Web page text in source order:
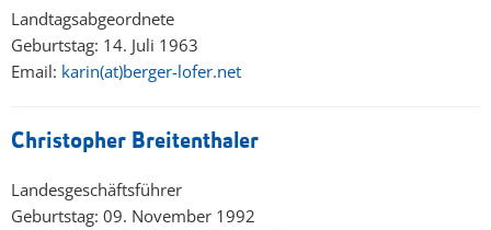
Landtagsabgeordnete
Geburtstag: 14. Juli 1963
Email: karin(at)berger-lofer.net
Christopher Breitenthaler
Landesgeschäftsführer
Geburtstag: 09. November 1992